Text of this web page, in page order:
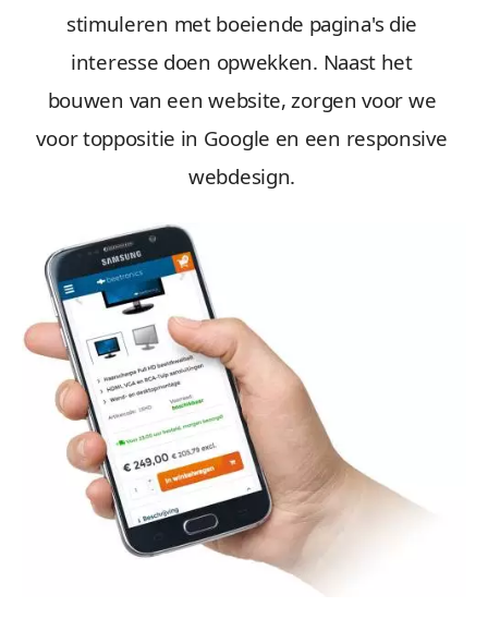
stimuleren met boeiende pagina's die
interesse doen opwekken. Naast het
bouwen van een website, zorgen voor we
voor toppositie in Google en een responsive
webdesign.